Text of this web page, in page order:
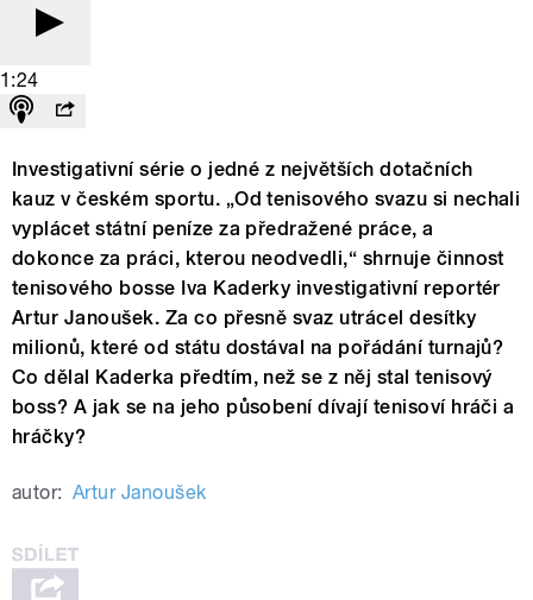
1:24
Investigativní série o jedné z největších dotačních
kauz v českém sportu. „Od tenisového svazu si nechali
vyplácet státní peníze za předražené práce, a
dokonce za práci, kterou neodvedli,“ shrnuje činnost
tenisového bosse Iva Kaderky investigativní reportér
Artur Janoušek. Za co přesně svaz utrácel desítky
milionů, které od státu dostával na pořádání turnajů?
Co dělal Kaderka předtím, než se z něj stal tenisový
boss? A jak se na jeho působení dívají tenisoví hráči a
hráčky?
autor: Artur Janoušek